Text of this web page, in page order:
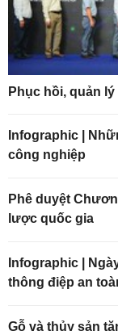
Phục hồi, quản
Infographic |
công nghiệp
Phê duyệt
lược quốc gia
Infographic |
thông điệp an
Gỗ và thủy sản